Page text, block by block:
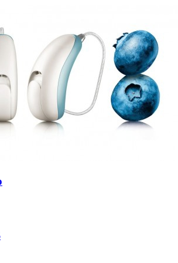
Signia Pure BCT IXSignia Silk IXWidex
Widex filters Filters DomesOnderhoudsartikelen
Oplaadbaar
IX is het nieuwste hoortoestel van Signia.